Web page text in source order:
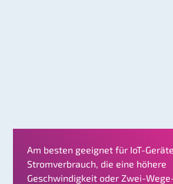
Am besten geeignet für IoT-
Stromverbrauch, die eine höhere
Geschwindigkeit oder Zwei-